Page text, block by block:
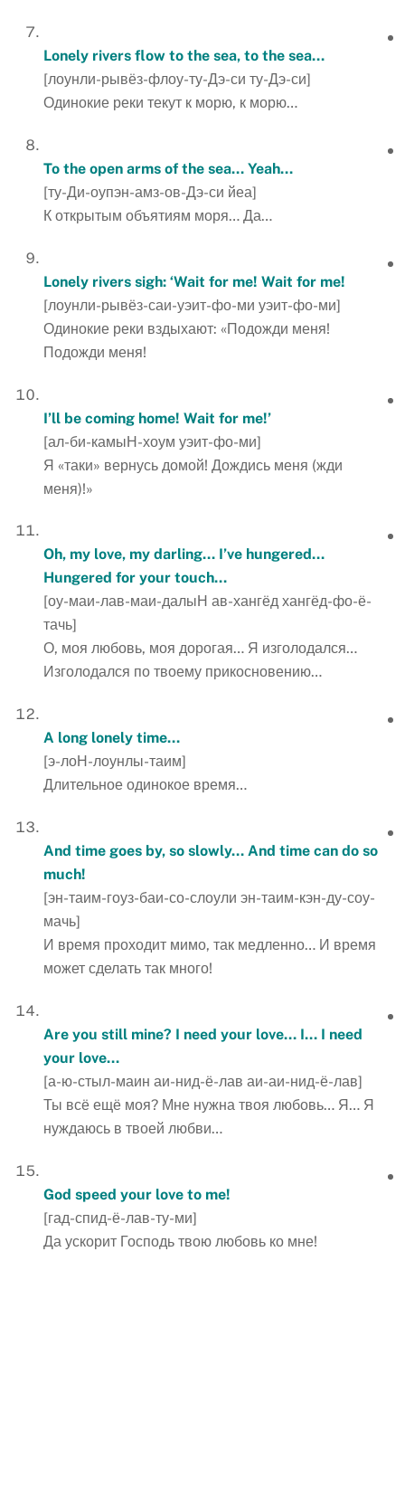
Lonely rivers flow to the sea, to the sea…
[лоунли-рывёз-флоу-ту-Дэ-си ту-Дэ-си]
Одинокие реки текут к морю, к морю…
To the open arms of the sea… Yeah…
[ту-Ди-оупэн-амз-ов-Дэ-си йеа]
К открытым объятиям моря… Да…
Lonely rivers sigh: ‘Wait for me! Wait for me!
[лоунли-рывёз-саи-уэит-фо-ми уэит-фо-ми]
Одинокие реки вздыхают: «Подожди меня!
Подожди меня!
I’ll be coming home! Wait for me!’
[ал-би-камыН-хоум уэит-фо-ми]
Я «таки» вернусь домой! Дождись меня (жди
меня)!»
Oh, my love, my darling… I’ve hungered…
Hungered for your touch…
[оу-маи-лав-маи-далыН ав-хангёд хангёд-фо-ё-
тачь]
О, моя любовь, моя дорогая… Я изголодался…
Изголодался по твоему прикосновению…
A long lonely time…
[э-лоН-лоунлы-таим]
Длительное одинокое время…
And time goes by, so slowly… And time can do so
much!
[эн-таим-гоуз-баи-со-слоули эн-таим-кэн-ду-соу-
мачь]
И время проходит мимо, так медленно… И время
может сделать так много!
Are you still mine? I need your love… I… I need
your love…
[а-ю-стыл-маин аи-нид-ё-лав аи-аи-нид-ё-лав]
Ты всё ещё моя? Мне нужна твоя любовь… Я… Я
нуждаюсь в твоей любви…
God speed your love to me!
[гад-спид-ё-лав-ту-ми]
Да ускорит Господь твою любовь ко мне!